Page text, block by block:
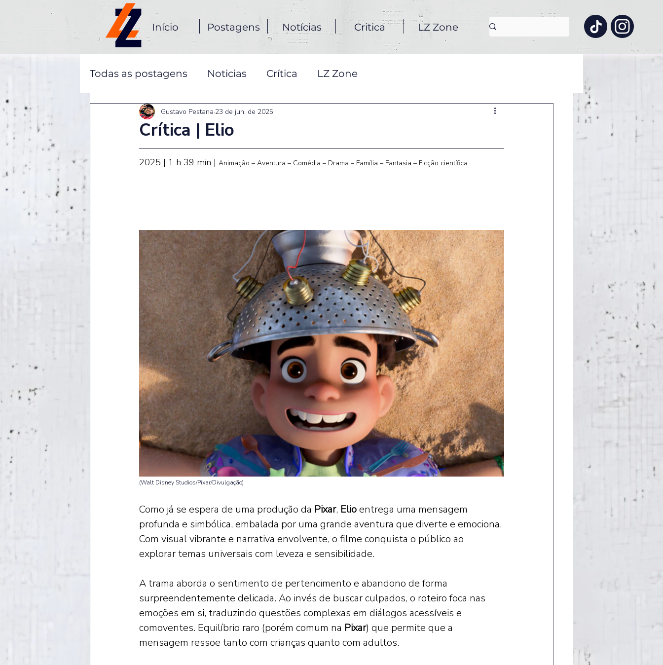
Início Postagens Notícias Critica LZ Zone
Todas as postagens Noticias Crítica LZ Zone
Crítica | Elio
Gustavo Pestana 23 de jun. de 2025
2025 | 1 h 39 min | Animação – Aventura – Comédia – Drama – Família – Fantasia – Ficção científica
(Walt Disney Studios/Pixar/Divulgação)
Como já se espera de uma produção da Pixar, Elio entrega uma mensagem
profunda e simbólica, embalada por uma grande aventura que diverte e emociona.
Com visual vibrante e narrativa envolvente, o filme conquista o público ao
explorar temas universais com leveza e sensibilidade.
A trama aborda o sentimento de pertencimento e abandono de forma
surpreendentemente delicada. Ao invés de buscar culpados, o roteiro foca nas
emoções em si, traduzindo questões complexas em diálogos acessíveis e
comoventes. Equilíbrio raro (porém comum na Pixar) que permite que a
mensagem ressoe tanto com crianças quanto com adultos.